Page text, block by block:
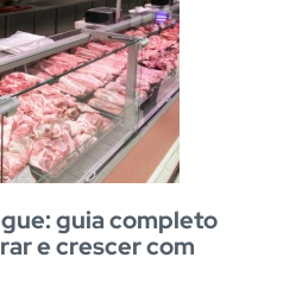
guia completo
e crescer com